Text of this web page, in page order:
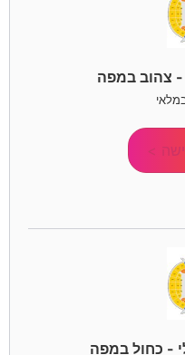
- צהוב במפה
>
- כחול במפה